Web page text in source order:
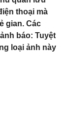
thoại mà
gian. Các
báo: Tuyệt
loại ảnh này